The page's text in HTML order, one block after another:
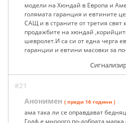
модели на Хюндай в Европа и
голямата гаранция и евтините
САЩ и в страните от третия свят
продажбите на хюндай
шевролет.И са си от една черга
гаранции и евтини масовки за
#21
Анонимен ( преди 16 години )
ама така ли се оправдават
Голф е мнооого по-добрата